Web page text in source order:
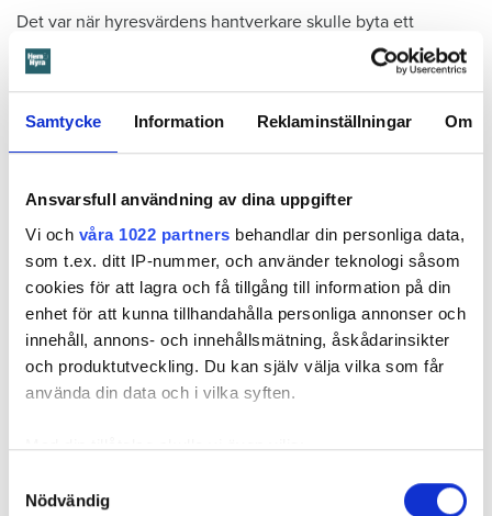
Samtycke Information Reklaminställningar Om
Ansvarsfull användning av dina uppgifter
Vi och våra 1022 partners behandlar din personliga data,
som t.ex. ditt IP-nummer, och använder teknologi såsom
cookies för att lagra och få tillgång till information på din
enhet för att kunna tillhandahålla personliga annonser och
innehåll, annons- och innehållsmätning, åskådarinsikter
och produktutveckling. Du kan själv välja vilka som får
använda din data och i vilka syften.
Med din tillåtelse skulle vi även vilja:
som kan ha en noggrannhet på upp till flera meter
Nödvändig
Det var när hyresvärdens hantverkare skulle byta ett
duschmunstycke under hösten förra året som en spricka i
plastmattan på väggen i duschen upptäcktes. Strax efter
badrummet. Då upptäcktes att vatten läckt från den trasiga
svetsskarven under en längre tid och orsakat omfattande
Därför sade den privata hyresvärden upp hyreskontraktet
med hänvisning till att hyresgästen inte iakttagit sin så
kallade vårdplikt (se faktaruta). Eftersom han inte gick med
på att flytta fick hyresnämnden i Malmö pröva
uppsägningen.